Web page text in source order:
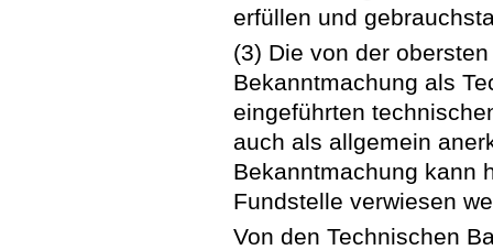
erfüllen und
(3) Die von der
Bekanntmachung als
eingeführten
auch als allgemein
Bekanntmachung kann
Fundstelle verwiesen
Von den Technischen